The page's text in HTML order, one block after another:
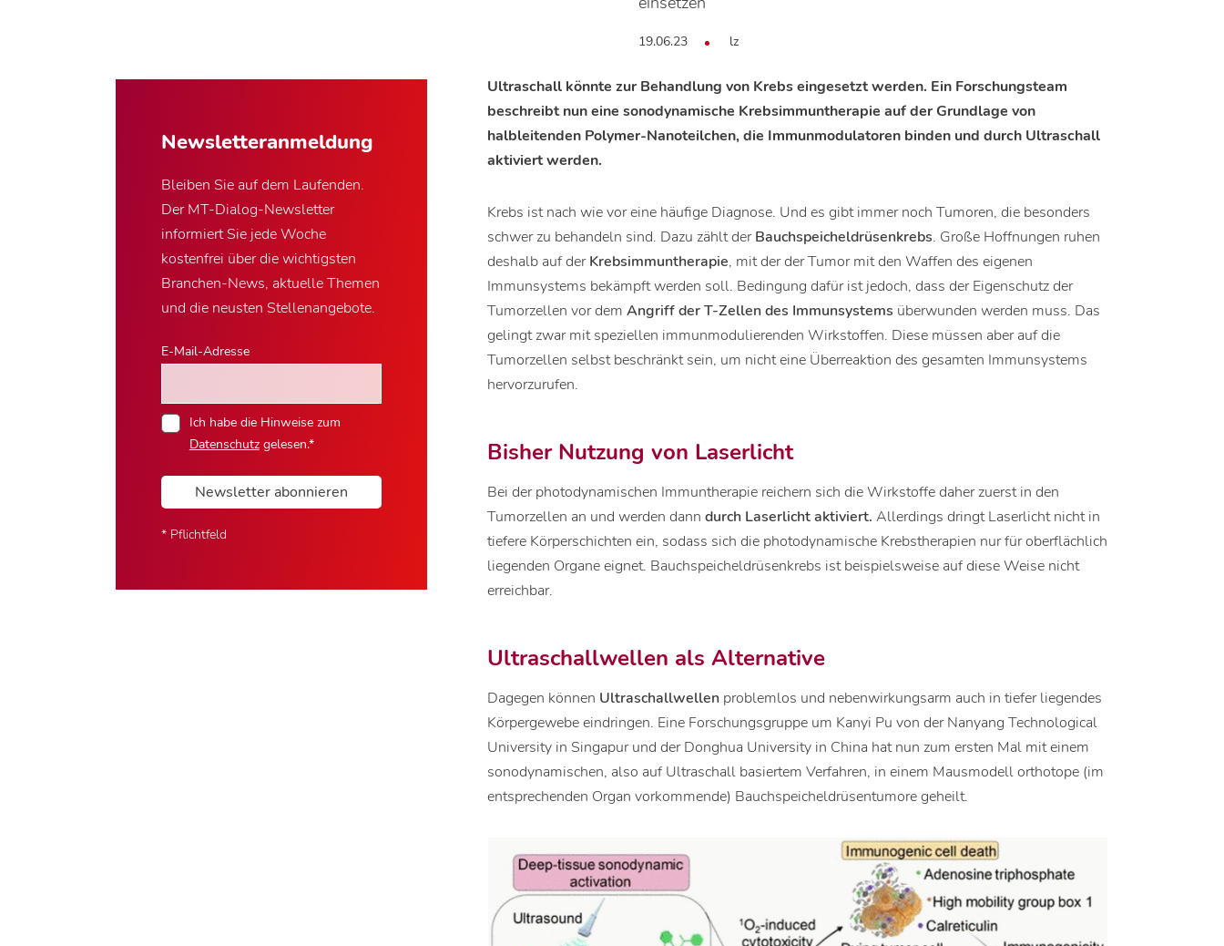
19.06.23 lz
Newsletter­anmeldung
Bleiben Sie auf dem Laufenden.
Der MT-Dialog-Newsletter
informiert Sie jede Woche
kostenfrei über die wichtigsten
Branchen-News, aktuelle Themen
und die neusten Stellenangebote.
E-Mail-Adresse
Ich habe die Hinweise zum
Datenschutzgelesen.*
Newsletter abonnieren
* Pflichtfeld
Ultraschall könnte zur Behandlung von Krebs eingesetzt werden. Ein Forschungsteam
beschreibt nun eine sonodynamische Krebsimmuntherapie auf der Grundlage von
halbleitenden Polymer-Nanoteilchen, die Immunmodulatoren binden und durch Ultraschall
aktiviert werden.
Krebs ist nach wie vor eine häufige Diagnose. Und es gibt immer noch Tumoren, die besonders
schwer zu behandeln sind. Dazu zählt derBauchspeicheldrüsenkrebs. Große Hoffnungen ruhen
deshalb auf derKrebsimmuntherapie, mit der der Tumor mit den Waffen des eigenen
Immunsystems bekämpft werden soll. Bedingung dafür ist jedoch, dass der Eigenschutz der
Tumorzellen vor demAngriff der T-Zellen des Immunsystems überwunden werden muss. Das
gelingt zwar mit speziellen immunmodulierenden Wirkstoffen. Diese müssen aber auf die
Tumorzellen selbst beschränkt sein, um nicht eine Überreaktion des gesamten Immunsystems
hervorzurufen.
Bisher Nutzung von Laserlicht
Bei der photodynamischen Immuntherapie reichern sich die Wirkstoffe daher zuerst in den
Tumorzellen an und werden danndurch Laserlicht aktiviert.Allerdings dringt Laserlicht nicht in
tiefere Körperschichten ein, sodass sich die photodynamische Krebstherapien nur für oberflächlich
liegenden Organe eignet. Bauchspeicheldrüsenkrebs ist beispielsweise auf diese Weise nicht
erreichbar.
Ultraschallwellen als Alternative
Dagegen können Ultraschallwellen problemlos und nebenwirkungsarm auch in tiefer liegendes
Körpergewebe eindringen. Eine Forschungsgruppe um Kanyi Pu von der Nanyang Technological
University in Singapur und der Donghua University in China hat nun zum ersten Mal mit einem
sonodynamischen, also auf Ultraschall basiertem Verfahren, in einem Mausmodell orthotope (im
entsprechenden Organ vorkommende) Bauchspeicheldrüsentumore geheilt.